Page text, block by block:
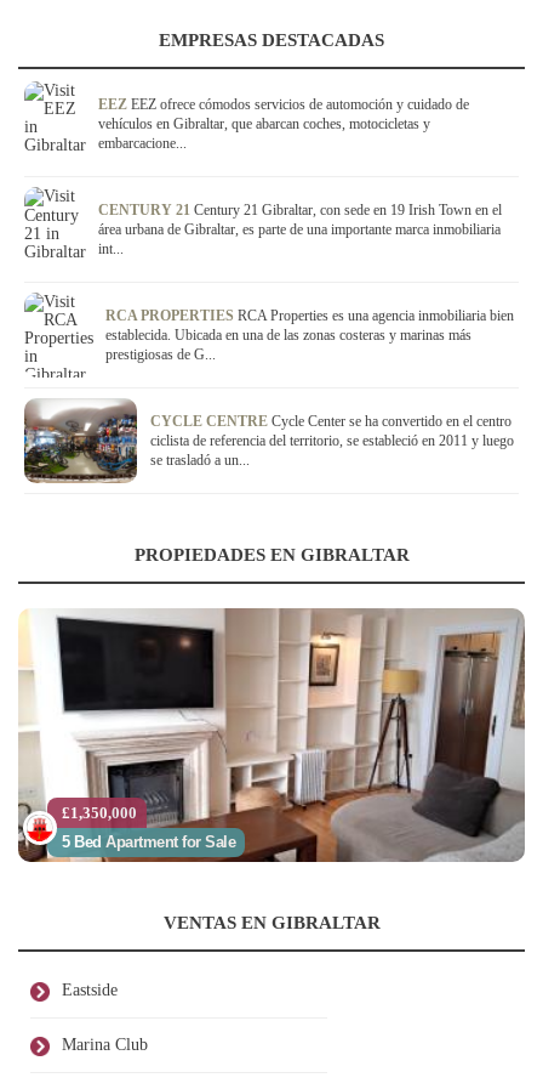
EMPRESAS DESTACADAS
EEZ EEZ ofrece cómodos servicios de automoción y cuidado de
vehículos en Gibraltar, que abarcan coches, motocicletas y
embarcacione...
CENTURY 21 Century 21 Gibraltar, con sede en 19 Irish Town en el
área urbana de Gibraltar, es parte de una importante marca inmobiliaria
int...
RCA PROPERTIES RCA Properties es una agencia inmobiliaria bien
establecida. Ubicada en una de las zonas costeras y marinas más
prestigiosas de G...
CYCLE CENTRE Cycle Center se ha convertido en el centro
ciclista de referencia del territorio, se estableció en 2011 y luego
se trasladó a un...
PROPIEDADES EN GIBRALTAR
£1,350,000
5 Bed Apartment for Sale
VENTAS EN GIBRALTAR
Eastside
Marina Club